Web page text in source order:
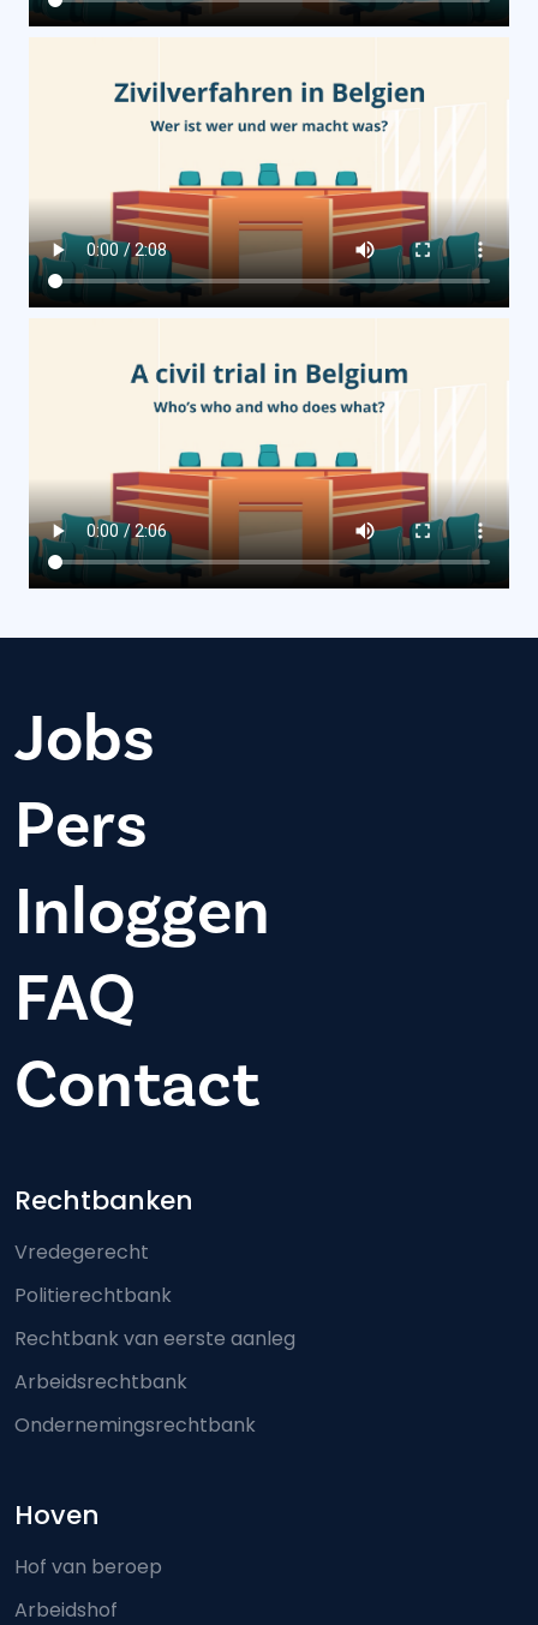
Jobs
Pers
Inloggen
FAQ
Contact
Footer-menu
Rechtbanken
Vredegerecht
Politierechtbank
Rechtbank van eerste aanleg
Arbeidsrechtbank
Ondernemingsrechtbank
Hoven
Hof van beroep
Arbeidshof